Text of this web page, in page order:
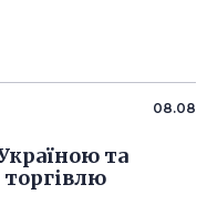
08.08
та